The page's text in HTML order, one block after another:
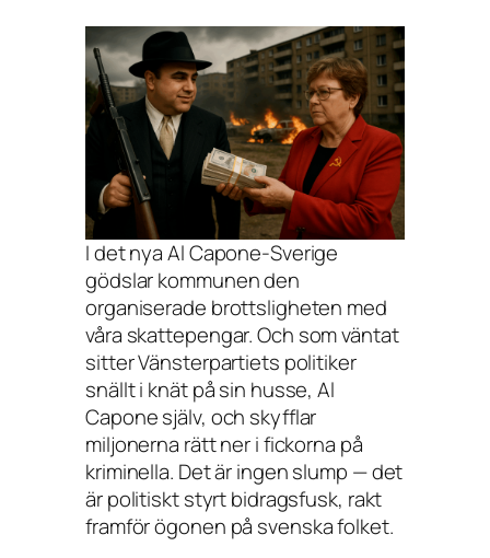
I det nya Al Capone-Sverige
gödslar kommunen den
organiserade brottsligheten med
våra skattepengar. Och som väntat
sitter Vänsterpartiets politiker
snällt i knät på sin husse, Al
Capone själv, och skyfflar
miljonerna rätt ner i fickorna på
kriminella. Det är ingen slump — det
är politiskt styrt bidragsfusk, rakt
framför ögonen på svenska folket.